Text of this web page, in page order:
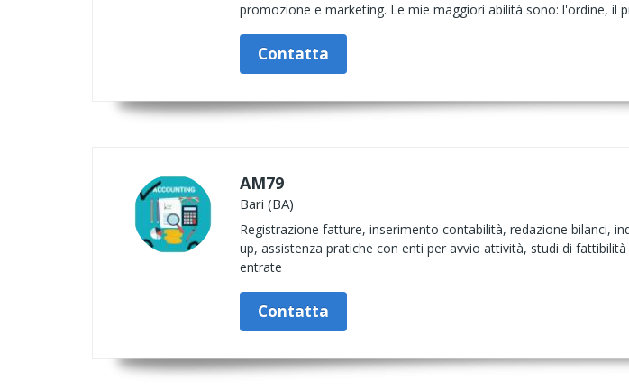
promozione e marketing. Le mie maggiori abilità sono: l'ordine, il
Contatta
AM79
Bari (BA)
Registrazione fatture, inserimento contabilità, redazione bilanci,
up, assistenza pratiche con enti per avvio attività, studi di
entrate
Contatta